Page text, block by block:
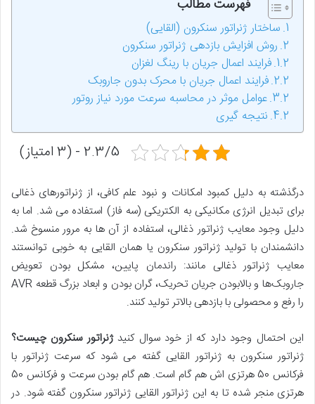
فهرست مطالب
ساختار ژنراتور سنکرون (القایی)
روش افزایش بازدهی ژنراتور سنکرون
فرایند اعمال جریان با رینگ لغزان
فرایند اعمال جریان با محرک بدون جاروبک
عوامل موثر در محاسبه سرعت مورد نیاز روتور
نتیجه گیری
2.3/5 - (3 امتیاز)
درگذشته به دلیل کمبود امکانات و نبود علم کافی، از ژنراتورهای ذغالی
برای تبدیل انرژی مکانیکی به الکتریکی (سه فاز) استفاده می شد. اما به
دلیل وجود معایب ژنراتور ذغالی، استفاده از آن ها به مرور منسوخ شد.
دانشمندان با تولید ژنراتور سنکرون یا همان القایی به خوبی توانستند
معایب ژنراتور ذغالی مانند: راندمان پایین، مشکل بودن تعویض
جاروبک‌ها و بالابودن جریان تحریک، گران بودن و ابعاد بزرگ قطعه AVR
را رفع و محصولی با بازدهی بالاتر تولید کنند.
این احتمال وجود دارد که از خود سوال کنیدژنراتور سنکرون چیست؟
ژنراتور سنکرون به ژنراتور القایی گفته می شود که سرعت ژنراتور با
فرکانس 50 هرتزی اش هم گام است. هم گام بودن سرعت و فرکانس 50
هرتزی منجر شده تا به این ژنراتور القایی ژنراتور سنکرون گفته شود. در